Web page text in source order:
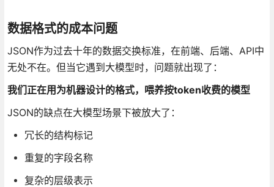
数据格式的成本问题
JSON作为过去十年的数据交换标准，在前端、后端、API中
无处不在。但当它遇到大模型时，问题就出现了：
我们正在用为机器设计的格式，喂养按token收费的模型
JSON的缺点在大模型场景下被放大了：
冗长的结构标记
重复的字段名称
复杂的层级表示